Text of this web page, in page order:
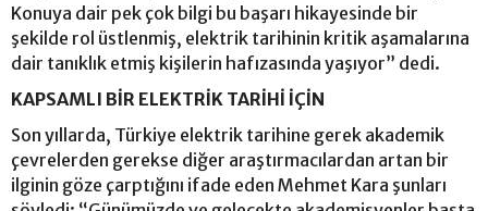
Konuya dair pek çok bilgi bu başarı hikayesinde bir
şekilde rol üstlenmiş, elektrik tarihinin kritik aşamalarına
dair tanıklık etmiş kişilerin hafızasında yaşıyor” dedi.
KAPSAMLI BİR ELEKTRİK TARİHİ İÇİN
Son yıllarda, Türkiye elektrik tarihine gerek akademik
çevrelerden gerekse diğer araştırmacılardan artan bir
ilginin göze çarptığını ifade eden Mehmet Kara şunları